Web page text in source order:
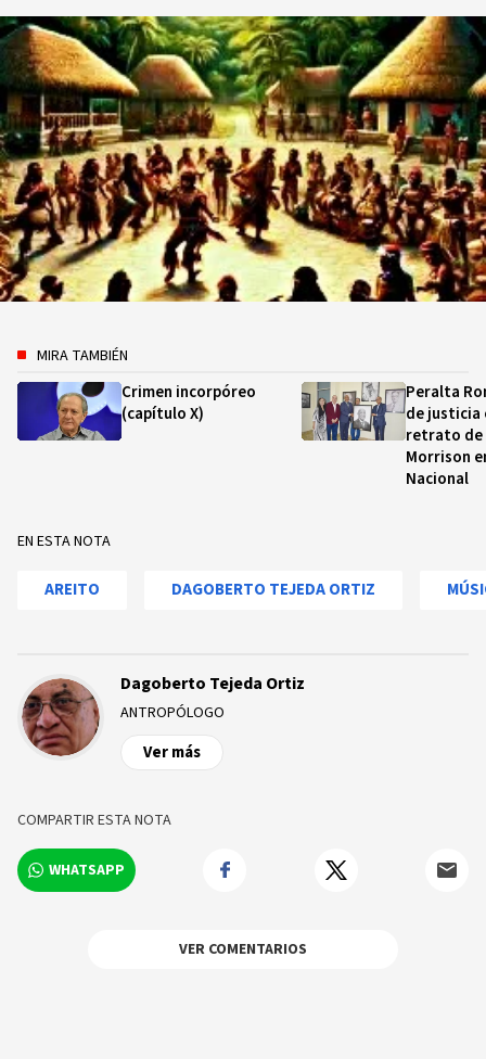
MIRA TAMBIÉN
Crimen incorpóreo
(capítulo X)
Peralta
de justicia
retrato de
Morrison
Nacional
EN ESTA NOTA
AREITO DAGOBERTO TEJEDA ORTIZ
Dagoberto Tejeda Ortiz
ANTROPÓLOGO
Ver más
COMPARTIR ESTA NOTA
WHATSAPP
VER COMENTARIOS